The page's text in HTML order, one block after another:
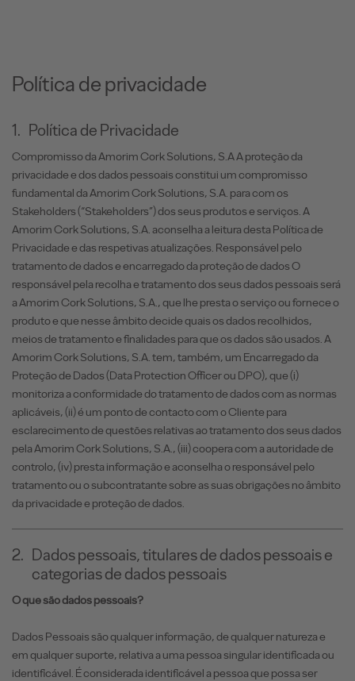
Política de privacidade
1. Política de Privacidade
Compromisso da Amorim Cork Solutions, S.A A proteção da
privacidade e dos dados pessoais constitui um compromisso
fundamental da Amorim Cork Solutions, S.A. para com os
Stakeholders (“Stakeholders”) dos seus produtos e serviços. A
Amorim Cork Solutions, S.A. aconselha a leitura desta Política de
Privacidade e das respetivas atualizações. Responsável pelo
tratamento de dados e encarregado da proteção de dados O
responsável pela recolha e tratamento dos seus dados pessoais será
a Amorim Cork Solutions, S.A., que lhe presta o serviço ou fornece o
produto e que nesse âmbito decide quais os dados recolhidos,
meios de tratamento e finalidades para que os dados são usados. A
Amorim Cork Solutions, S.A. tem, também, um Encarregado da
Proteção de Dados (Data Protection Officer ou DPO), que (i)
monitoriza a conformidade do tratamento de dados com as normas
aplicáveis, (ii) é um ponto de contacto com o Cliente para
esclarecimento de questões relativas ao tratamento dos seus dados
pela Amorim Cork Solutions, S.A., (iii) coopera com a autoridade de
controlo, (iv) presta informação e aconselha o responsável pelo
tratamento ou o subcontratante sobre as suas obrigações no âmbito
da privacidade e proteção de dados.
2. Dados pessoais, titulares de dados pessoais e
categorias de dados pessoais
O que são dados pessoais?
Dados Pessoais são qualquer informação, de qualquer natureza e
em qualquer suporte, relativa a uma pessoa singular identificada ou
identificável. É considerada identificável a pessoa que possa ser